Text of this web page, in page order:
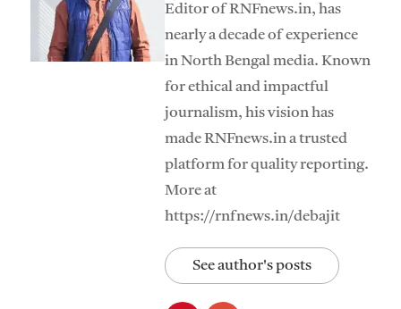
Editor of RNFnews.in, has
nearly a decade of experience
in North Bengal media. Known
for ethical and impactful
journalism, his vision has
made RNFnews.in a trusted
platform for quality reporting.
More at
https://rnfnews.in/debajit
See author's posts